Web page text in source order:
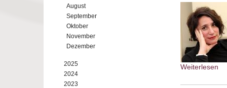
August
September
Oktober
November
Dezember
2025
2024
2023
Weiterlesen